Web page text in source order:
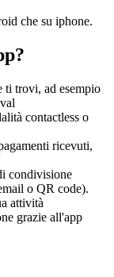
che su iphone.
ti trovi, ad esempio
contactless o
ricevuti,
condivisione
o QR code).
attività
grazie all'app